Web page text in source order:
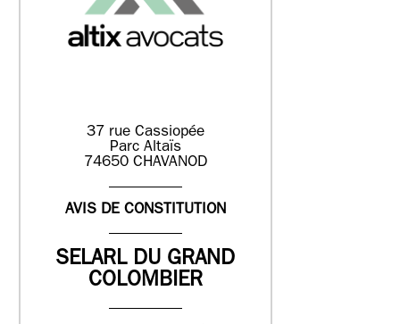
37 rue Cassiopée
Parc Altaïs
74650 CHAVANOD
AVIS DE CONSTITUTION
SELARL DU GRAND
COLOMBIER